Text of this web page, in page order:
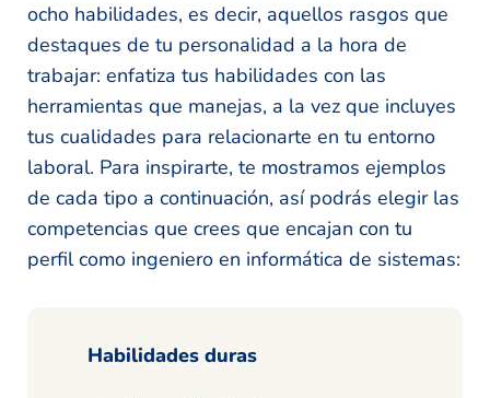
ocho habilidades, es decir, aquellos rasgos que
destaques de tu personalidad a la hora de
trabajar: enfatiza tus habilidades con las
herramientas que manejas, a la vez que incluyes
tus cualidades para relacionarte en tu entorno
laboral. Para inspirarte, te mostramos ejemplos
de cada tipo a continuación, así podrás elegir las
competencias que crees que encajan con tu
perfil como ingeniero en informática de sistemas:
Habilidades duras